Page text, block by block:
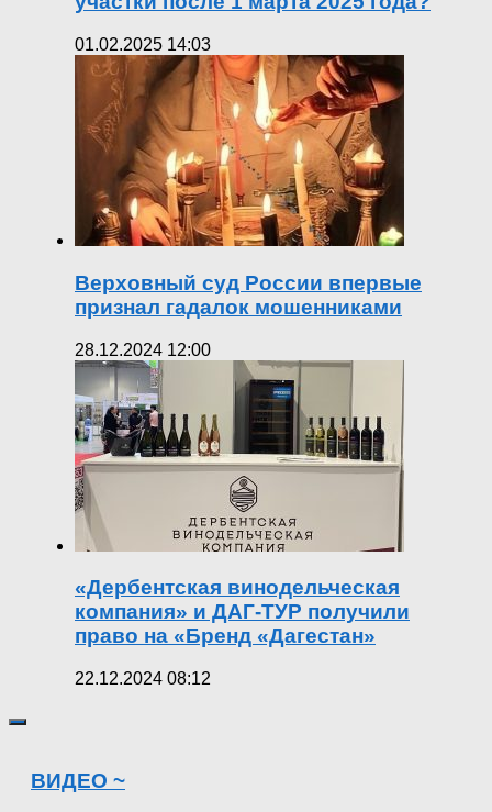
01.02.2025 14:03
Верховный суд России впервые
признал гадалок мошенниками
28.12.2024 12:00
«Дербентская винодельческая
компания» и ДАГ-ТУР получили
право на «Бренд «Дагестан»
22.12.2024 08:12
ВИДЕО ~